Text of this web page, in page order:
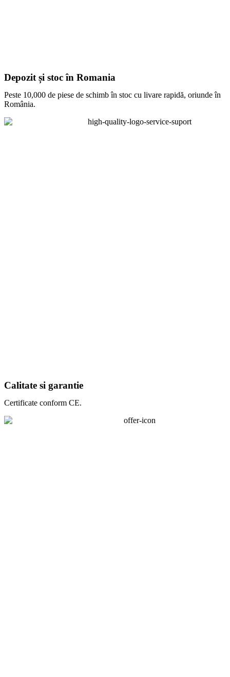
Depozit și stoc în Romania
Peste 10,000 de piese de schimb în stoc cu livare rapidă, oriunde în
România.
Calitate si garantie
Certificate conform CE.